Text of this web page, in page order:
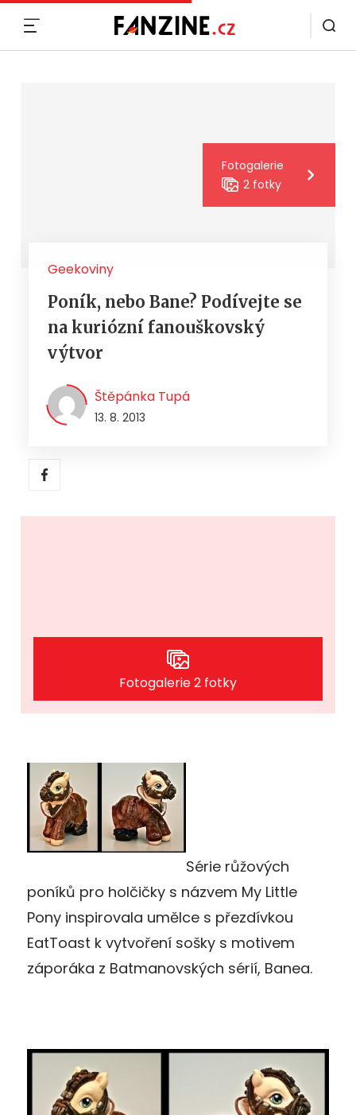
Fotogalerie
2 fotky
Geekoviny
Poník, nebo Bane? Podívejte se
na kuriózní fanouškovský
výtvor
Štěpánka Tupá
13. 8. 2013
Fotogalerie 2 fotky
Série růžových
poníků pro holčičky s názvem My Little
Pony inspirovala umělce s přezdívkou
EatToast k vytvoření sošky s motivem
záporáka z Batmanovských sérií, Banea.